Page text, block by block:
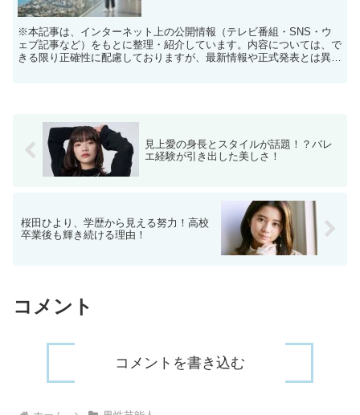
※本記事は、インターネット上の公開情報（テレビ番組・SNS・ウ
ェブ記事など）をもとに整理・紹介しています。内容については、で
きる限り正確性に配慮しておりますが、最新情報や正式発表とは異な
見上愛の身長とスタイルが話題！？バレ
エ経験が引き出した美しさ！
桜田ひより、学歴から見える努力！高校
卒業後も輝き続ける理由！
コメント
コメントを書き込む